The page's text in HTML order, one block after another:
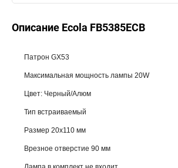
Описание Ecola FB5385ECB
Патрон GX53
Максимальная мощность лампы 20W
Цвет: Черный/Алюм
Тип встраиваемый
Размер 20x110 мм
Врезное отверстие 90 мм